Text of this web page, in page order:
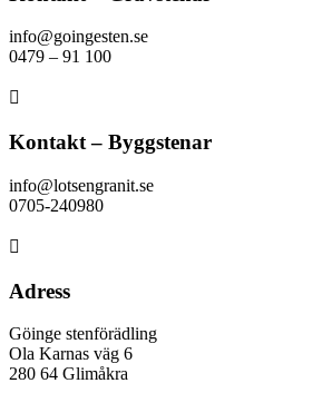
info@goingesten.se
0479 – 91 100

Kontakt – Byggstenar
info@lotsengranit.se
0705-240980

Adress
Göinge stenförädling
Ola Karnas väg 6
280 64 Glimåkra